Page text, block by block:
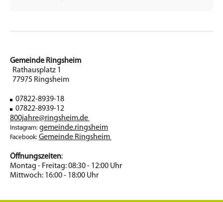
Gemeinde Ringsheim
Rathausplatz 1
77975 Ringsheim
07822-8939-18
07822-8939-12
800jahre@ringsheim.de
Instagram: gemeinde.ringsheim
Facebook: Gemeinde Ringsheim
Öffnungszeiten:
Montag - Freitag: 08:30 - 12:00 Uhr
Mittwoch: 16:00 - 18:00 Uhr